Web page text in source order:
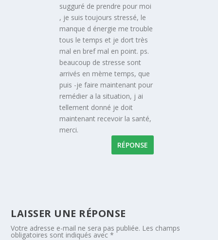
sugguré de prendre pour moi
, je suis toujours stressé, le
manque d énergie me trouble
tous le temps et je dort très
mal en bref mal en point. ps.
beaucoup de stresse sont
arrivés en mème temps, que
puis -je faire maintenant pour
remédier a la situation, j ai
tellement donné je doit
maintenant recevoir la santé,
merci.
RÉPONSE
LAISSER UNE RÉPONSE
Votre adresse e-mail ne sera pas publiée. Les champs
obligatoires sont indiqués avec*